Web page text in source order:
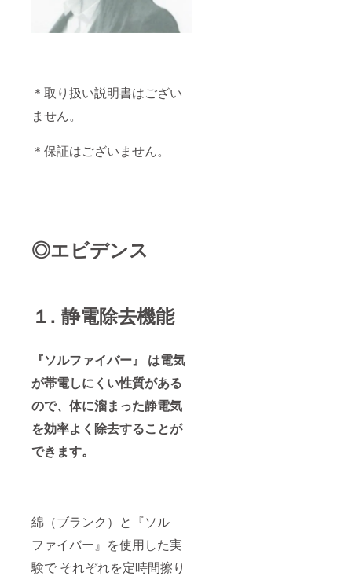
＊取り扱い説明書はござい
ません。
＊保証はございません。
◎エビデンス
１. 静電除去機能
『ソルファイバー』 は電気
が帯電しにくい性質がある
ので、体に溜まった静電気
を効率よく除去することが
できます。
綿（ブランク）と『ソル
ファイバー』を使用した実
験で それぞれを定時間擦り